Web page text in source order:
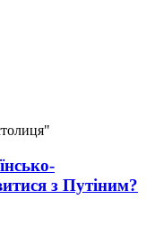
з Путіним?